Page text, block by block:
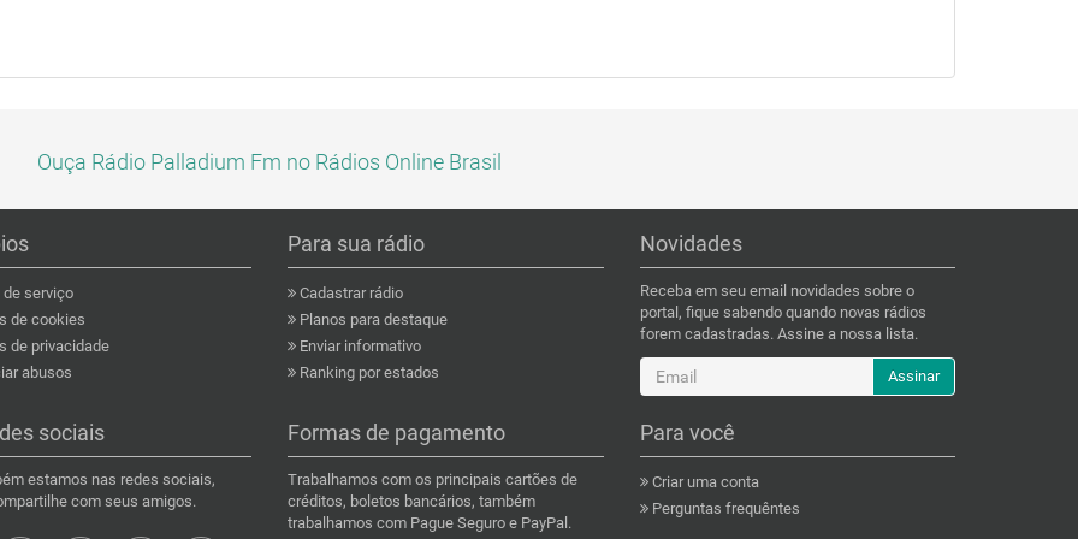
Ouça Rádio Palladium Fm no Rádios Online Brasil
serviço
de cookies
de privacidade
abusos
Para sua rádio
Cadastrar rádio
Planos para destaque
Enviar informativo
Ranking por estados
Novidades
Receba em seu email novidades sobre o
portal, fique sabendo quando novas rádios
forem cadastradas. Assine a nossa lista.
Assinar
sociais
estamos nas redes sociais,
com seus amigos.
Formas de pagamento
Trabalhamos com os principais cartões de
créditos, boletos bancários, também
trabalhamos com Pague Seguro e PayPal.
Para você
Criar uma conta
Perguntas frequêntes